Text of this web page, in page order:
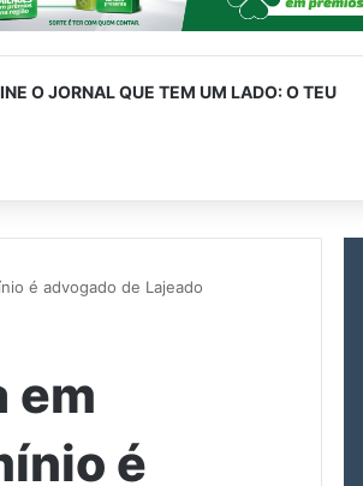
O JORNAL QUE TEM UM LADO: O TEU
é advogado de Lajeado
em
é